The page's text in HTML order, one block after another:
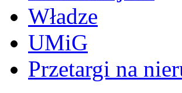
Władze
UMiG
Przetargi na